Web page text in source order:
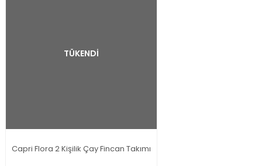
TÜKENDİ
Capri Flora 2 Kişilik Çay Fincan Takımı